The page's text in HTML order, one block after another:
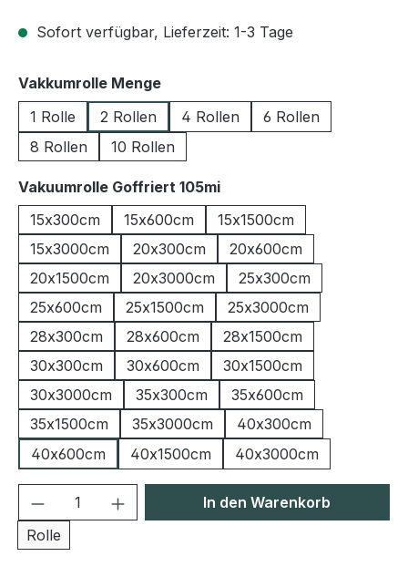
Sofort verfügbar, Lieferzeit: 1-3 Tage
Vakkumrolle Mengeauswählen
1 Rolle
2 Rollen 4 Rollen
6 Rollen
8 Rollen
10 Rollen
Vakuumrolle Goffriert 105miauswählen
15x300cm
15x600cm
15x1500cm
15x3000cm
20x300cm
20x600cm
20x1500cm
20x3000cm
25x300cm
25x600cm
25x1500cm
25x3000cm
28x300cm
28x600cm
28x1500cm
30x300cm
30x600cm
30x1500cm
30x3000cm
35x300cm
35x600cm
35x1500cm
35x3000cm
40x300cm
40x600cm
40x1500cm 40x3000cm
Produkt Anzahl: Gib den
Rolle
In den Warenkorb